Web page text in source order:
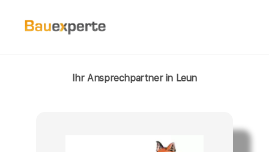
Ihr Ansprechpartner in Leun